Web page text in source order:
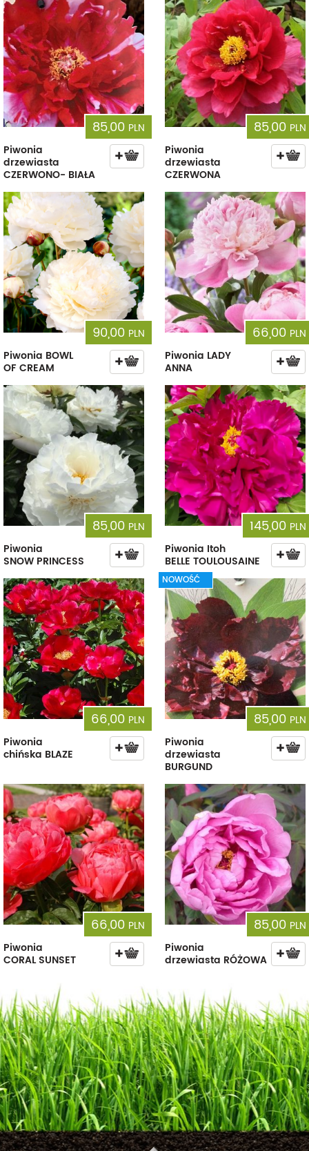
85,00 PLN
Piwonia
drzewiasta
CZERWONO- BIAŁA
85,00 PLN
Piwonia
drzewiasta
CZERWONA
90,00 PLN
Piwonia BOWL
OF CREAM
66,00 PLN
Piwonia LADY
ANNA
85,00 PLN
Piwonia
SNOW PRINCESS
145,00 PLN
Piwonia Itoh
BELLE TOULOUSAINE
66,00 PLN
Piwonia
chińska BLAZE
NOWOŚĆ
85,00 PLN
Piwonia
drzewiasta
BURGUND
66,00 PLN
Piwonia
CORAL SUNSET
85,00 PLN
Piwonia
drzewiasta RÓŻOWA